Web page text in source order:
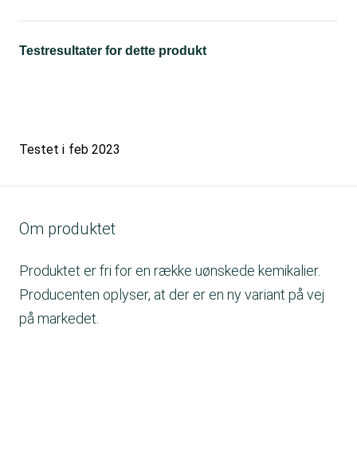
Testresultater for dette produkt
Testet i feb 2023
Om produktet
Produktet er fri for en række uønskede kemikalier.
Producenten oplyser, at der er en ny variant på vej
på markedet.